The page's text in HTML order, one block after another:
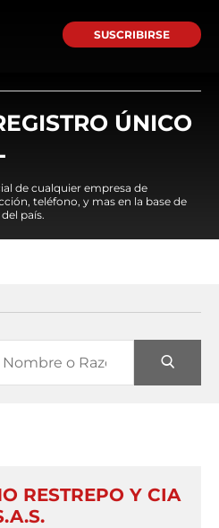
SUSCRIBIRSE
ÚNICO
de cualquier empresa de
teléfono, y mas en la base de
país.
RESTREPO Y CIA